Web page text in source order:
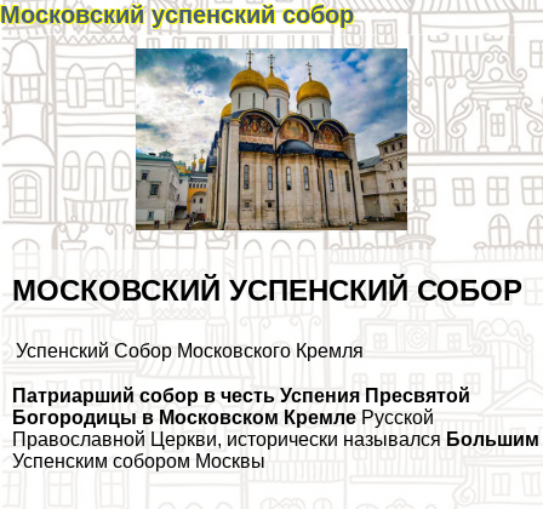
Московский успенский собор
МОСКОВСКИЙ УСПЕНСКИЙ СОБОР
Успенский Собор Московского Кремля
Патриарший собор в честь Успения Пресвятой
Богородицы в Московском Кремле Русской
Православной Церкви, исторически назывался Большим
Успенским собором Москвы